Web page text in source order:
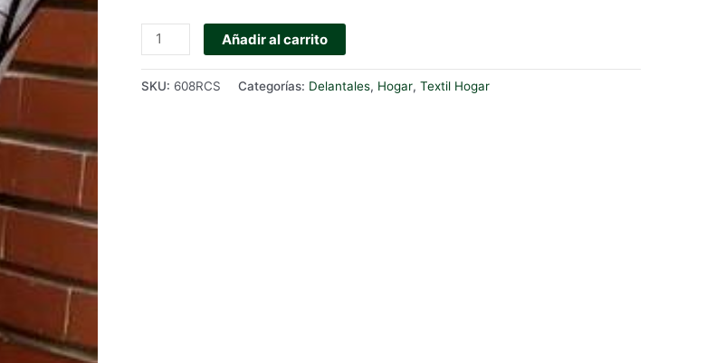
DELANTAL
IMPERMEABLE
Añadir al carrito
SKU: 608RCS Categorías: Delantales, Hogar, Textil Hogar